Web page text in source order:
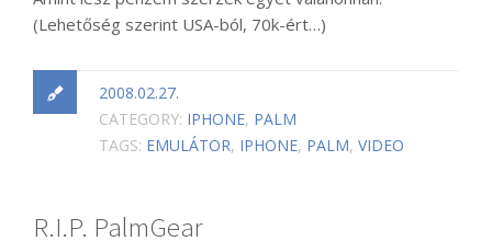
(Lehetőség szerint USA-ból, 70k-ért…)
2008.02.27.
CATEGORY: IPHONE, PALM
TAGS: EMULÁTOR, IPHONE, PALM, VIDEO
R.I.P. PalmGear